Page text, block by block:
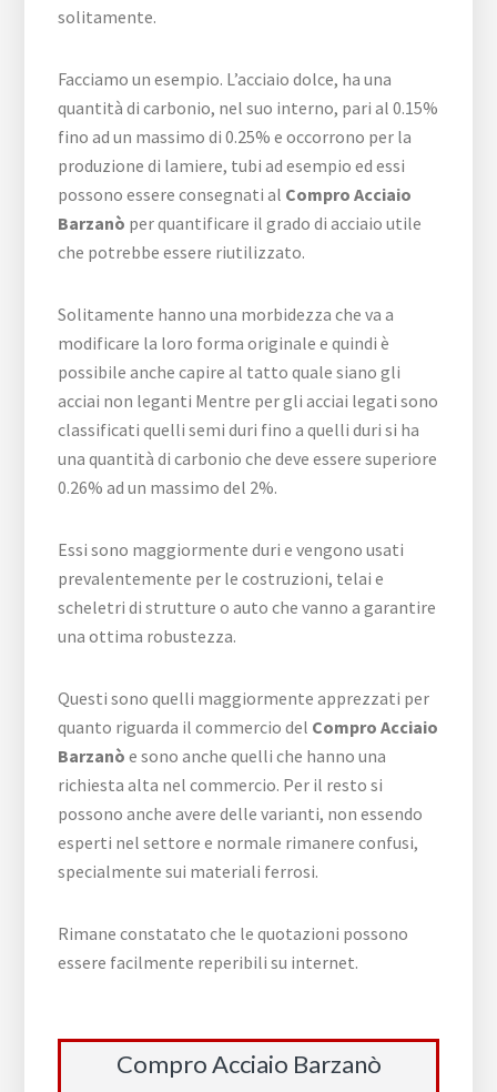
solitamente.
Facciamo un esempio. L’acciaio dolce, ha una
quantità di carbonio, nel suo interno, pari al 0.15%
fino ad un massimo di 0.25% e occorrono per la
produzione di lamiere, tubi ad esempio ed essi
possono essere consegnati al Compro Acciaio
Barzanò per quantificare il grado di acciaio utile
che potrebbe essere riutilizzato.
Solitamente hanno una morbidezza che va a
modificare la loro forma originale e quindi è
possibile anche capire al tatto quale siano gli
acciai non leganti Mentre per gli acciai legati sono
classificati quelli semi duri fino a quelli duri si ha
una quantità di carbonio che deve essere superiore
0.26% ad un massimo del 2%.
Essi sono maggiormente duri e vengono usati
prevalentemente per le costruzioni, telai e
scheletri di strutture o auto che vanno a garantire
una ottima robustezza.
Questi sono quelli maggiormente apprezzati per
quanto riguarda il commercio del Compro Acciaio
Barzanò e sono anche quelli che hanno una
richiesta alta nel commercio. Per il resto si
possono anche avere delle varianti, non essendo
esperti nel settore e normale rimanere confusi,
specialmente sui materiali ferrosi.
Rimane constatato che le quotazioni possono
essere facilmente reperibili su internet.
Compro Acciaio Barzanò